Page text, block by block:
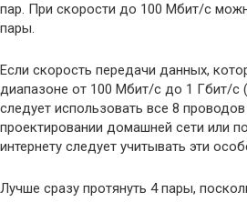
пар. При скорости до 100 Мбит/с
пары.
Если скорость передачи данных,
диапазоне от 100 Мбит/с до 1 Гбит/с
следует использовать все 8
проектировании домашней сети или
интернету следует учитывать эти
Лучше сразу протянуть 4 пары,